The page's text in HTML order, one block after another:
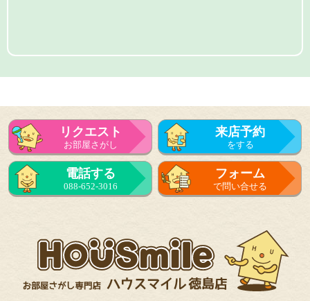
リクエスト
お部屋さがし
来店予約
をする
電話する
088-652-3016
フォーム
で問い合せる